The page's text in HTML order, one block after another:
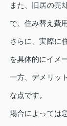
また、旧居の売
で、住み替え費
さらに、実際に
を具体的にイメ
一方、デメリッ
な点です。
場合によっては